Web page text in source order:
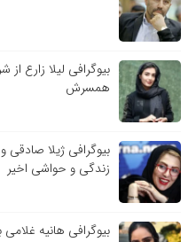
بیوگرافی لیلا زارع
همسرش
بیوگرافی ژیلا
زندگی و حواشی اخیر
بیوگرافی هانیه